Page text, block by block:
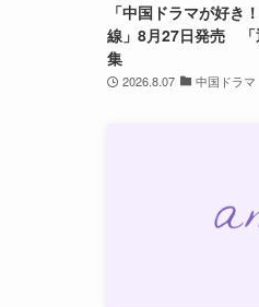
「中国ドラマが好き
線」8月27日発売 「
集
2026.8.07 中国ドラマ